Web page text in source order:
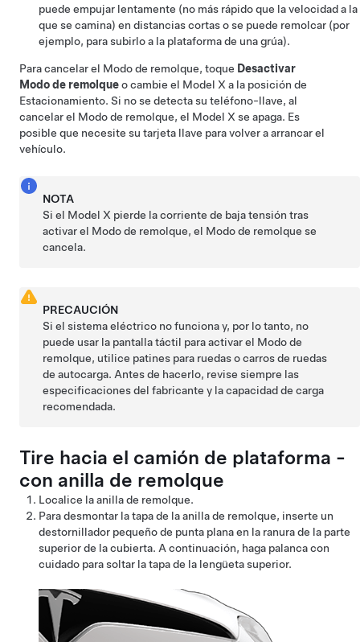
puede empujar lentamente (no más rápido que la velocidad a la
que se camina) en distancias cortas o se puede remolcar (por
ejemplo, para subirlo a la plataforma de una grúa).
Para cancelar el Modo de remolque, toque Desactivar
Modo de remolqueo cambie el Model X a la posición de
Estacionamiento. Si no se detecta su teléfono-llave, al
cancelar el Modo de remolque, el Model X se apaga. Es
posible que necesite su tarjeta llave para volver a arrancar el
vehículo.
NOTA
Si el Model X pierde la corriente de baja tensión tras
activar el Modo de remolque, el Modo de remolque se
cancela.
PRECAUCIÓN
Si el sistema eléctrico no funciona y, por lo tanto, no
puede usar la pantalla táctil para activar el Modo de
remolque, utilice patines para ruedas o carros de ruedas
de autocarga. Antes de hacerlo, revise siempre las
especificaciones del fabricante y la capacidad de carga
recomendada.
Tire hacia el camión de plataforma -
con anilla de remolque
Localice la anilla de remolque.
Para desmontar la tapa de la anilla de remolque, inserte un
destornillador pequeño de punta plana en la ranura de la parte
superior de la cubierta. A continuación, haga palanca con
cuidado para soltar la tapa de la lengüeta superior.